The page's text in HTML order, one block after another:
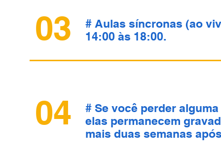
03
# Aulas síncronas (ao
14:00 às 18:00.
04
# Se você perder
elas permanecem
mais duas semanas